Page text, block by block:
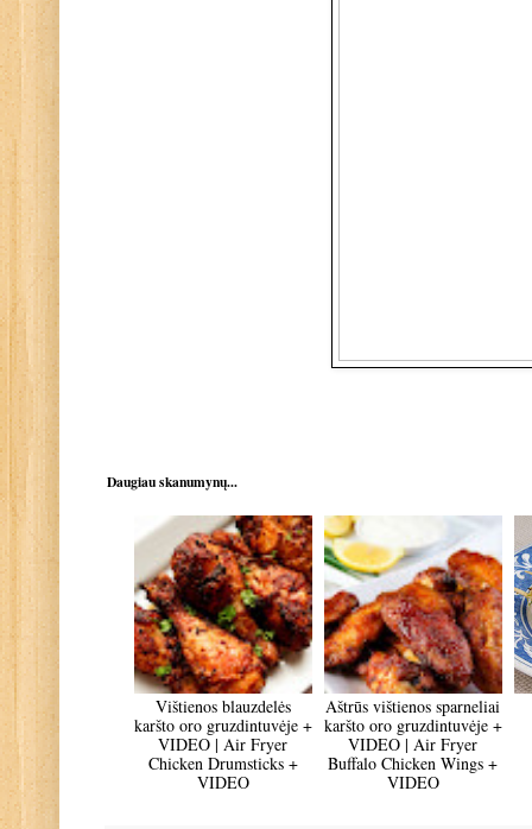
Daugiau skanumynų...
Vištienos blauzdelės
karšto oro gruzdintuvėje +
VIDEO | Air Fryer
Chicken Drumsticks +
VIDEO
Aštrūs vištienos sparneliai
karšto oro gruzdintuvėje +
VIDEO | Air Fryer
Buffalo Chicken Wings +
VIDEO